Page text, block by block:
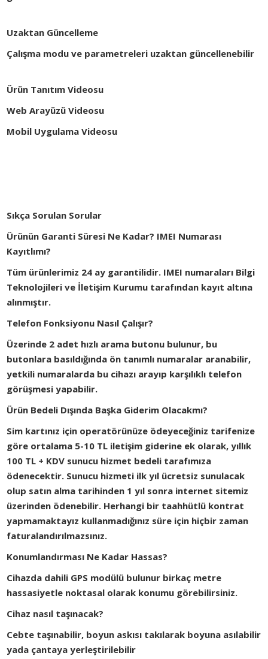
Uzaktan Güncelleme
Çalışma modu ve parametreleri uzaktan güncellenebilir
Ürün Tanıtım Videosu
Web Arayüzü Videosu
Mobil Uygulama Videosu
Sıkça Sorulan Sorular
Ürünün Garanti Süresi Ne Kadar? IMEI Numarası
Kayıtlımı?
Tüm ürünlerimiz 24 ay garantilidir. IMEI numaraları Bilgi
Teknolojileri ve İletişim Kurumu tarafından kayıt altına
alınmıştır.
Telefon Fonksiyonu Nasıl Çalışır?
Üzerinde 2 adet hızlı arama butonu bulunur, bu
butonlara basıldığında ön tanımlı numaralar aranabilir,
yetkili numaralarda bu cihazı arayıp karşılıklı telefon
görüşmesi yapabilir.
Ürün Bedeli Dışında Başka Giderim Olacakmı?
Sim kartınız için operatörünüze ödeyeceğiniz tarifenize
göre ortalama 5-10 TL iletişim giderine ek olarak, yıllık
100 TL + KDV sunucu hizmet bedeli tarafımıza
ödenecektir. Sunucu hizmeti ilk yıl ücretsiz sunulacak
olup satın alma tarihinden 1 yıl sonra internet sitemiz
üzerinden ödenebilir. Herhangi bir taahhütlü kontrat
yapmamaktayız kullanmadığınız süre için hiçbir zaman
faturalandırılmazsınız.
Konumlandırması Ne Kadar Hassas?
Cihazda dahili GPS modülü bulunur birkaç metre
hassasiyetle noktasal olarak konumu görebilirsiniz.
Cihaz nasıl taşınacak?
Cebte taşınabilir, boyun askısı takılarak boyuna asılabilir
yada çantaya yerleştirilebilir